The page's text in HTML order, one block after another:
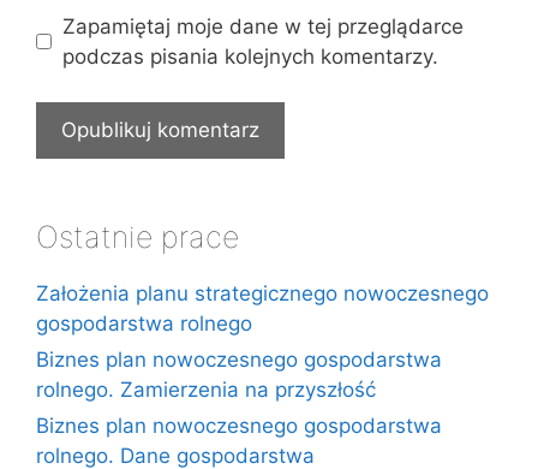
Zapamiętaj moje dane w tej przeglądarce
podczas pisania kolejnych komentarzy.
Ostatnie prace
Założenia planu strategicznego nowoczesnego
gospodarstwa rolnego
Biznes plan nowoczesnego gospodarstwa
rolnego. Zamierzenia na przyszłość
Biznes plan nowoczesnego gospodarstwa
rolnego. Dane gospodarstwa